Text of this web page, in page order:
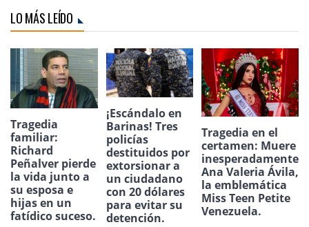
LO MÁS LEÍDO
Tragedia
familiar:
Richard
Peñalver pierde
la vida junto a
su esposa e
hijas en un
fatídico suceso.
¡Escándalo en
Barinas! Tres
policías
destituidos por
extorsionar a
un ciudadano
con 20 dólares
para evitar su
detención.
Tragedia en el
certamen: Muere
inesperadamente
Ana Valeria Ávila,
la emblemática
Miss Teen Petite
Venezuela.